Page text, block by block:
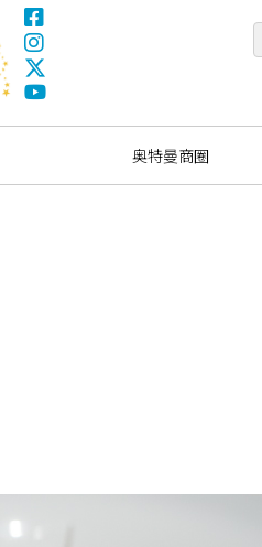
Facebook
Instagram
X(Twitter)
奥特曼商圈